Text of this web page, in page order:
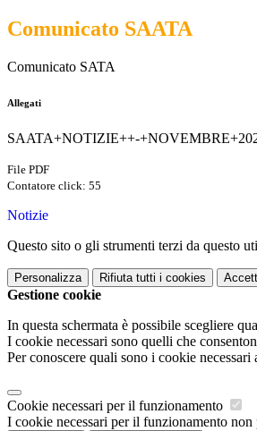
Comunicato SAATA
Comunicato SATA
Allegati
SAATA+NOTIZIE++-
File PDF
Contatore click: 55
Notizie
Questo sito o gli strumenti terzi da questo
Personalizza Rifiuta tutti i cookies
Gestione cookie
In questa schermata è possibile scegliere
I cookie necessari sono quelli che
Per conoscere quali sono i cookie
Cookie necessari per il funzionamento
I cookie necessari per il funzionamento